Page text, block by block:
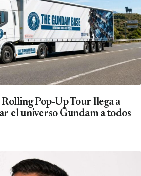
Pop-Up Tour llega a
el universo Gundam a todos